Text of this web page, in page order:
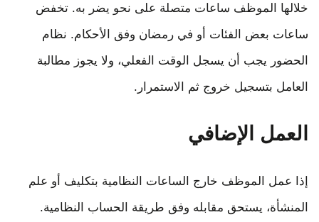
خلالها الموظف ساعات متصلة على نحو يضر به. تخفض
ساعات بعض الفئات أو في رمضان وفق الأحكام. نظام
الحضور يجب أن يسجل الوقت الفعلي، ولا يجوز مطالبة
العامل بتسجيل خروج ثم الاستمرار.
العمل الإضافي
إذا عمل الموظف خارج الساعات النظامية بتكليف أو علم
المنشأة، يستحق مقابله وفق طريقة الحساب النظامية.